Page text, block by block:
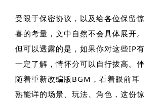
受限于保密协议，以及给各位保留惊
喜的考量，文中自然不会具体展开。
但可以透露的是，如果你对这些IP有
一定了解，情怀分可以自行拔高。伴
随着重新改编版BGM，看着眼前耳
熟能详的场景、玩法、角色，这份惊